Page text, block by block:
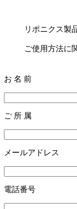
リポニクス製
ご使用方法に
お 名 前
ご 所 属
メールアドレス
電話番号